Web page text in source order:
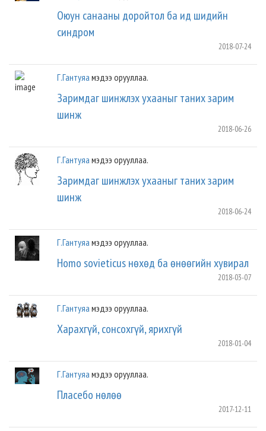
Оюун санааны доройтол ба ид шидийн
синдром
2018-07-24
Г.Гантуяа мэдээ орууллаа.
Заримдаг шинжлэх ухааныг таних зарим
шинж
2018-06-26
Г.Гантуяа мэдээ орууллаа.
Заримдаг шинжлэх ухааныг таних зарим
шинж
2018-06-24
Г.Гантуяа мэдээ орууллаа.
Homo sovieticus нөхөд ба өнөөгийн хувирал
2018-03-07
Г.Гантуяа мэдээ орууллаа.
Харахгүй, сонсохгүй, ярихгүй
2018-01-04
Г.Гантуяа мэдээ орууллаа.
Пласебо нөлөө
2017-12-11